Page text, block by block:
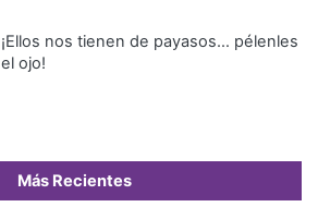
¡Ellos nos tienen de payasos… pélenles
el ojo!
Más Recientes